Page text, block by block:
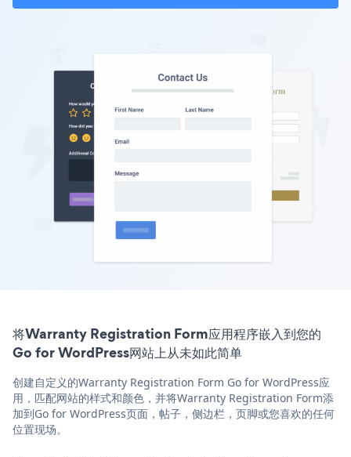
将Warranty Registration Form应用程序嵌入到您的
Go for WordPress网站上从未如此简单
创建自定义的Warranty Registration Form Go for WordPress应
用，匹配网站的样式和颜色，并将Warranty Registration Form添
加到Go for WordPress页面，帖子，侧边栏，页脚或您喜欢的任何
位置现场。